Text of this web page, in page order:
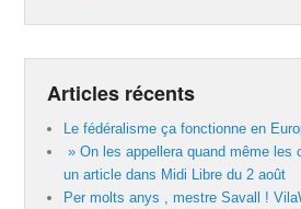
Articles récents
Le fédéralisme ça fonctionne en
» On les appellera quand même
un article dans Midi Libre du 2 août
Per molts anys , mestre Savall !